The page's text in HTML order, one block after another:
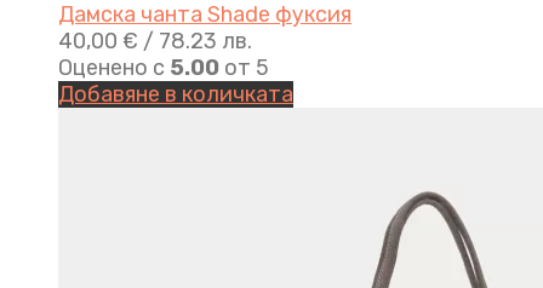
Дамска чанта Shade фуксия
40,00 € / 78.23 лв.
Оценено с 5.00 от 5
Добавяне в количката